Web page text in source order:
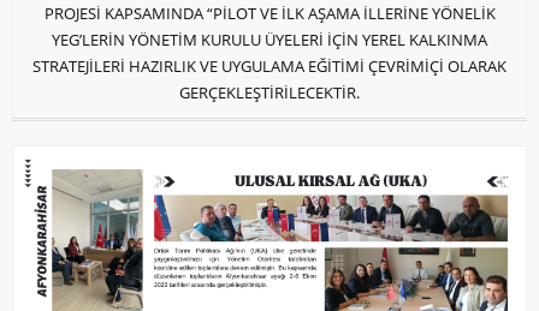
PROJESİ KAPSAMINDA “PİLOT VE İLK AŞAMA İLLERİNE YÖNELİK
YEG’LERİN YÖNETİM KURULU ÜYELERİ İÇİN YEREL KALKINMA
STRATEJİLERİ HAZIRLIK VE UYGULAMA EĞİTİMİ ÇEVRİMİÇİ OLARAK
GERÇEKLEŞTİRİLECEKTİR.